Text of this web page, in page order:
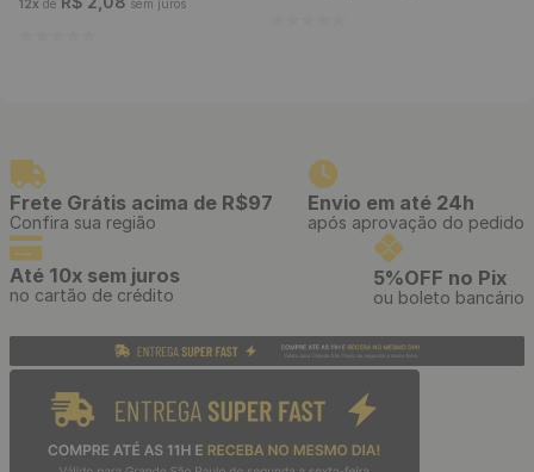
12x de sem juros
Frete Grátis acima de R$97
Confira sua região
Envio em até 24h
após aprovação do pedido
Até 10x sem juros
no cartão de crédito
5%OFF no Pix
ou boleto bancário